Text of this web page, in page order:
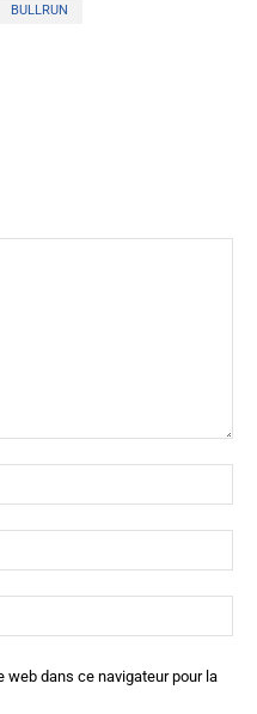
BULLRUN
:*
:*
:
web dans ce navigateur pour la